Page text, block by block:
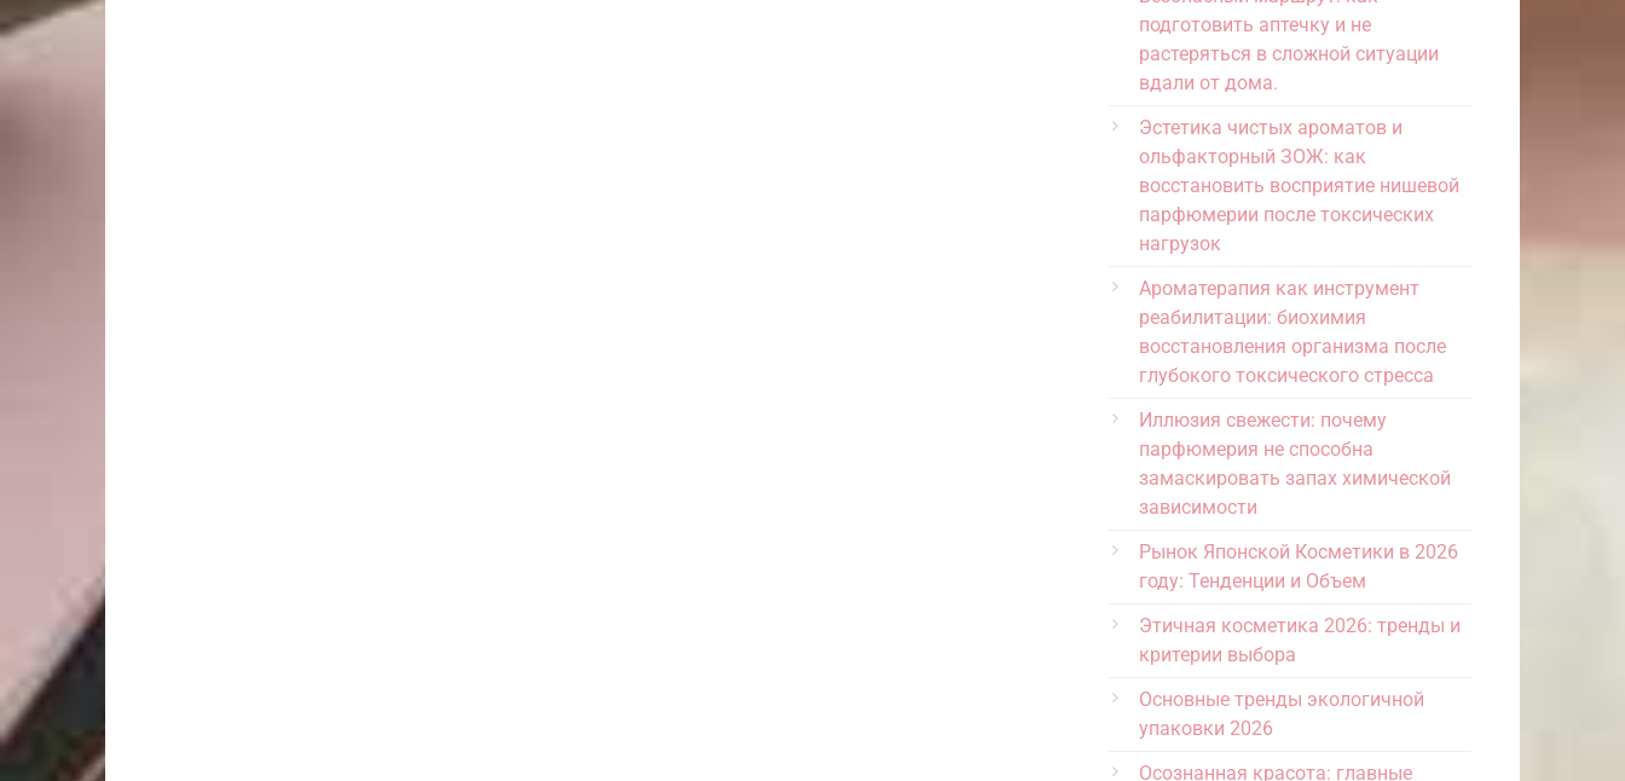
подготовить аптечку и не
растеряться в сложной ситуации
вдали от дома.
Эстетика чистых ароматов и
ольфакторный ЗОЖ: как
восстановить восприятие нишевой
парфюмерии после токсических
нагрузок
Ароматерапия как инструмент
реабилитации: биохимия
восстановления организма после
глубокого токсического стресса
Иллюзия свежести: почему
парфюмерия не способна
замаскировать запах химической
зависимости
Рынок Японской Косметики в 2026
году: Тенденции и Объем
Этичная косметика 2026: тренды и
критерии выбора
Основные тренды экологичной
упаковки 2026
Осознанная красота: главные